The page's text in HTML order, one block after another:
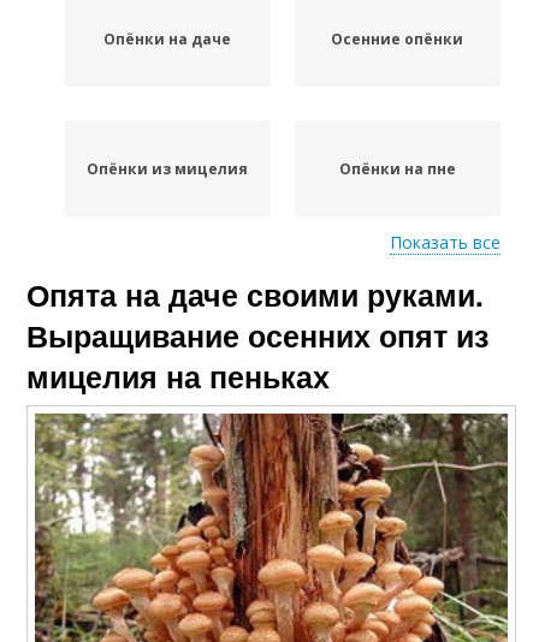
Опёнки на даче Осенние опёнки
Опёнки из мицелия Опёнки на пне
Опёнки в домашних
условиях
Опёнки в теплице
Опёнки в банке Опёнки на бревнах
Опёнки для
самостоятельного
выращивания
Опёнки в коробке
Показать все
Опята на даче своими руками.
Выращивание осенних опят из
мицелия на пеньках